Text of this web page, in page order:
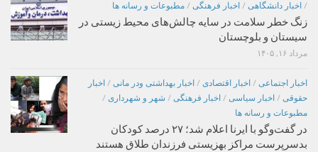
/ اخبار دانشگاهی / اخبار فرهنگی / مطبوعات و رسانه ها
زنگ خطر سلامت در سایه چالش‌های محیط زیستی در
سیستان و بلوچستان
مرداد ۱۶, ۱۴۰۵
اخبار اجتماعی / اخبار اقتصادی / اخبار بهداشتی ودر مانی / اخبار
حقوقی / اخبار سیاسی / اخبار فرهنگی / شهر و شهرداری /
مطبوعات و رسانه ها
در گفت‌وگو با ایرنا اعلام شد؛ ۲۷ درصد کودکان
بدسرپرست مراکز بهزیستی فرزندان طلاق هستند